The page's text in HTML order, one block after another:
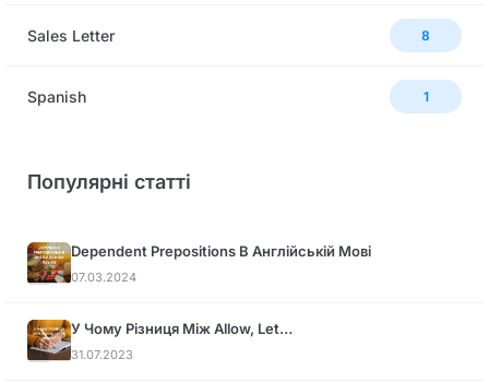
Sales Letter 8
Spanish 1
Популярні статті
Dependent Prepositions В Англійській Мові
07.03.2024
У Чому Різниця Між Allow, Let…
31.07.2023